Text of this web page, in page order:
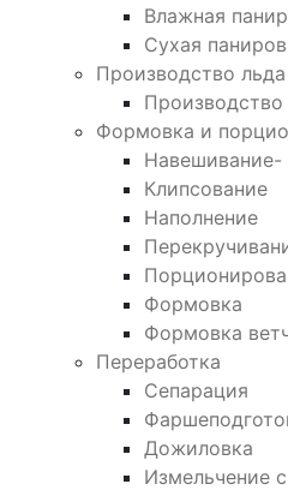
Влажная
Сухая
Производство льда
Производство
Формовка и
Навешивание-
Клипсование
Наполнение
Формовка
Формовка
Переработка
Сепарация
Дожиловка
Измельчение